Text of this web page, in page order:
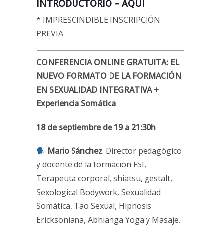
INTRODUCTORIO – AQUÍ
* IMPRESCINDIBLE INSCRIPCIÓN
PREVIA
CONFERENCIA ONLINE GRATUITA: EL
NUEVO FORMATO DE LA FORMACIÓN
EN SEXUALIDAD INTEGRATIVA +
Experiencia Somática
18 de septiembre de 19 a 21:30h
Mario Sánchez. Director pedagógico
y docente de la formación FSI,
Terapeuta corporal, shiatsu, gestalt,
Sexological Bodywork, Sexualidad
Somática, Tao Sexual, Hipnosis
Ericksoniana, Abhianga Yoga y Masaje.